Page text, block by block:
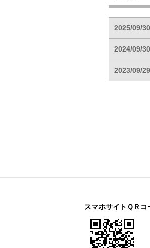
2025/09/30
2024/09/30
2023/09/29
スマホサイトＱＲコ